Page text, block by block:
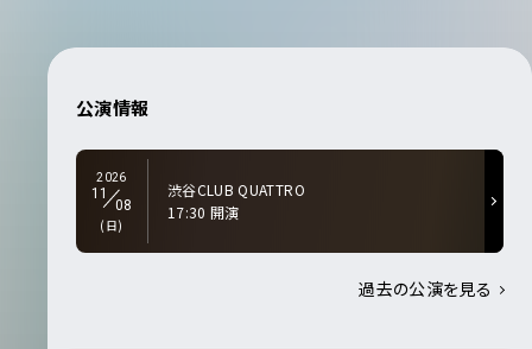
公演情報
2026
11
08
(日)
渋谷CLUB QUATTRO
17:30 開演
過去の公演を見る